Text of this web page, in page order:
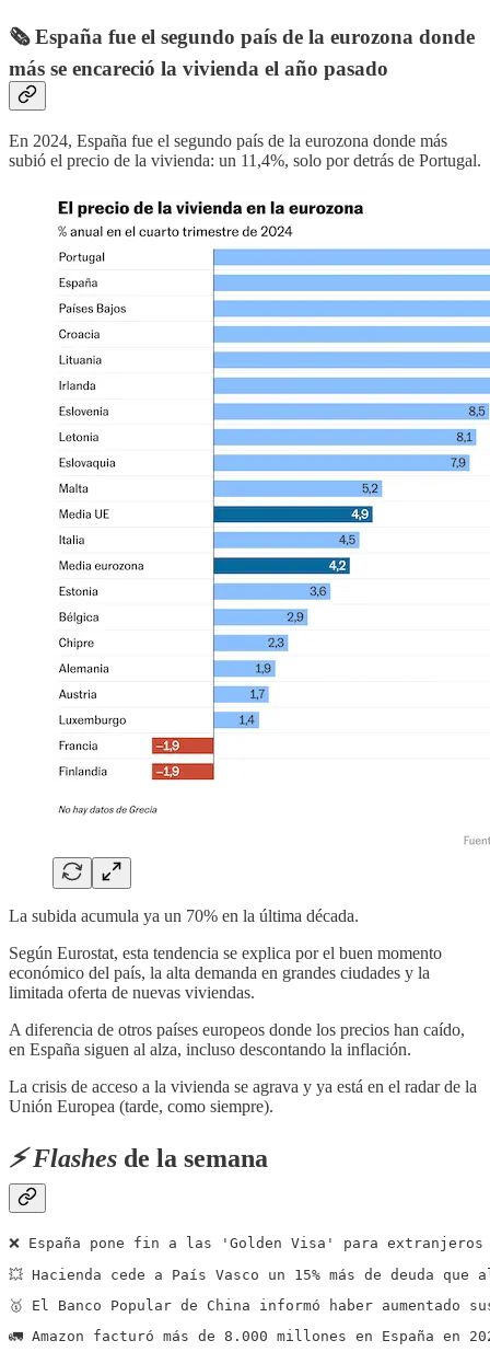
🗞️ España fue el segundo país de la eurozona donde
más se encareció la vivienda el año pasado
En 2024, España fue el segundo país de la eurozona donde más
subió el precio de la vivienda: un 11,4%, solo por detrás de Portugal.
La subida acumula ya un 70% en la última década.
Según Eurostat, esta tendencia se explica por el buen momento
económico del país, la alta demanda en grandes ciudades y la
limitada oferta de nuevas viviendas.
A diferencia de otros países europeos donde los precios han caído,
en España siguen al alza, incluso descontando la inflación.
La crisis de acceso a la vivienda se agrava y ya está en el radar de la
Unión Europea (tarde, como siempre).
⚡️ Flashes de la semana
❌ España pone fin a las 'Golden Visa' para
💥 Hacienda cede a País Vasco un 15% más de deuda
🥇 El Banco Popular de China informó haber
🚛 Amazon facturó más de 8.000 millones en España en